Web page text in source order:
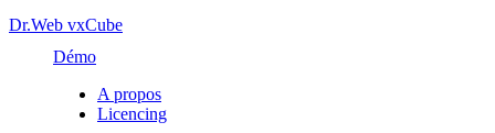
Dr.Web vxCube
Démo
A propos
Licencing